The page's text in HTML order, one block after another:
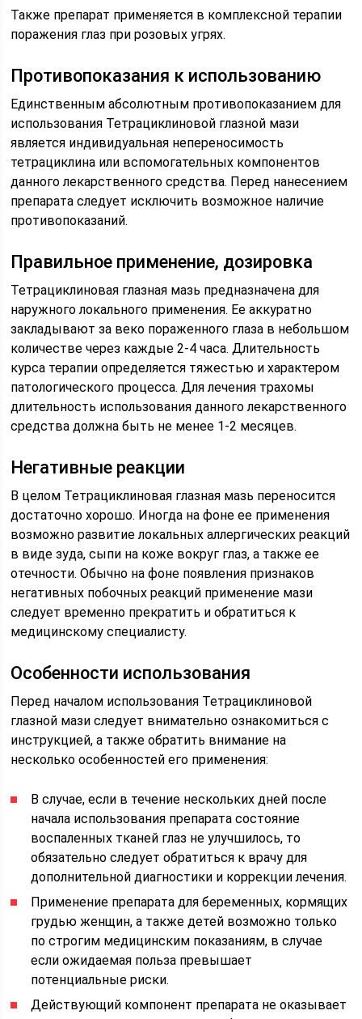
Также препарат применяется в комплексной терапии
поражения глаз при розовых угрях.
Противопоказания к использованию
Единственным абсолютным противопоказанием для
использования Тетрациклиновой глазной мази
является индивидуальная непереносимость
тетрациклина или вспомогательных компонентов
данного лекарственного средства. Перед нанесением
препарата следует исключить возможное наличие
противопоказаний.
Правильное применение, дозировка
Тетрациклиновая глазная мазь предназначена для
наружного локального применения. Ее аккуратно
закладывают за веко пораженного глаза в небольшом
количестве через каждые 2-4 часа. Длительность
курса терапии определяется тяжестью и характером
патологического процесса. Для лечения трахомы
длительность использования данного лекарственного
средства должна быть не менее 1-2 месяцев.
Негативные реакции
В целом Тетрациклиновая глазная мазь переносится
достаточно хорошо. Иногда на фоне ее применения
возможно развитие локальных аллергических реакций
в виде зуда, сыпи на коже вокруг глаз, а также ее
отечности. Обычно на фоне появления признаков
негативных побочных реакций применение мази
следует временно прекратить и обратиться к
медицинскому специалисту.
Особенности использования
Перед началом использования Тетрациклиновой
глазной мази следует внимательно ознакомиться с
инструкцией, а также обратить внимание на
несколько особенностей его применения:
В случае, если в течение нескольких дней после
начала использования препарата состояние
воспаленных тканей глаз не улучшилось, то
обязательно следует обратиться к врачу для
дополнительной диагностики и коррекции лечения.
Применение препарата для беременных, кормящих
грудью женщин, а также детей возможно только
по строгим медицинским показаниям, в случае
если ожидаемая польза превышает
потенциальные риски.
Действующий компонент препарата не оказывает